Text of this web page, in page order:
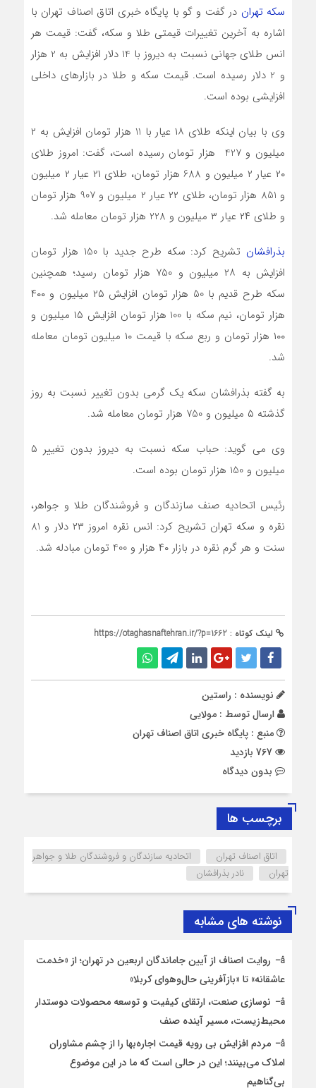
سکه تهران در گفت و گو با پایگاه خبری اتاق اصناف تهران با
اشاره به آخرین تغییرات قیمتی طلا و سکه، گفت: قیمت هر
انس طلای جهانی نسبت به دیروز با 14 دلار افزایش به 2 هزار
و 2 دلار رسیده است. قیمت سکه و طلا در بازارهای داخلی
افزایشی بوده است.
وی با بیان اینکه طلای ۱۸ عیار با 11 هزار تومان افزایش به ۲
میلیون و 427 هزار تومان رسیده است، گفت: امروز طلای
۲۰ عیار ۲ میلیون و 688 هزار تومان، طلای ۲۱ عیار ۲ میلیون
و 851 هزار تومان، طلای ۲۲ عیار ۲ میلیون و 907 هزار تومان
و طلای ۲۴ عیار ۳ میلیون و 228 هزار تومان معامله شد.
بذرافشان
تشریح کرد: سکه طرح جدید با 150 هزار تومان
افزایش به ۲۸ میلیون و 750 هزار تومان رسید؛ همچنین
سکه طرح قدیم با 50 هزار تومان افزایش ۲۵ میلیون و ۴۰۰
هزار تومان، نیم سکه با 100 هزار تومان افزایش ۱۵ میلیون و
۱۰۰ هزار تومان و ربع سکه با قیمت ۱۰ میلیون تومان معامله
شد.
به گفته بذرافشان سکه یک گرمی بدون تغییر نسبت به روز
گذشته ۵ میلیون و 750 هزار تومان معامله شد.
وی می گوید: حباب سکه نسبت به دیروز بدون تغییر ۵
میلیون و 150 هزار تومان بوده است.
رئیس اتحادیه صنف سازندگان و فروشندگان طلا و جواهر،
نقره و سکه تهران تشریح کرد: انس نقره امروز ۲۳ دلار و 81
سنت و هر گرم نقره در بازار ۴۰ هزار و 400 تومان مبادله شد.
لینک کوتاه : https://otaghasnaftehran.ir/?p=1662
نویسنده : راستین
ارسال توسط : مولایی
منبع : پایگاه خبری اتاق اصناف تهران
بدون دیدگاه
برچسب ها
اتاق اصناف تهران
اتحادیه سازندگان و فروشندگان طلا و جواهر
تهران
نادر بذرافشان
نوشته های مشابه
روایت اصناف از آیین جاماندگان اربعین در تهران؛ از «خدمت
عاشقانه» تا «بازآفرینی حال‌وهوای کربلا»
نوسازی صنعت، ارتقای کیفیت و توسعه محصولات دوستدار
محیط‌زیست، مسیر آینده صنف
مردم افزایش بی رویه قیمت اجاره‌بها را از چشم مشاوران
املاک می‌بینند؛ این در حالی است که ما در این موضوع
بی‌گناهیم